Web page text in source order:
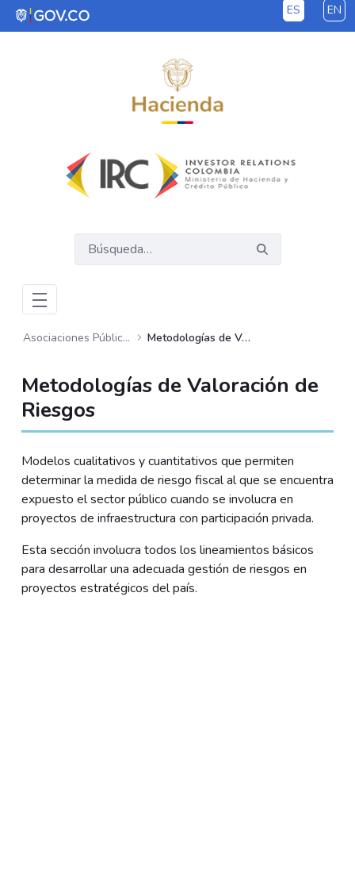
Saltar al contenido principal ES EN
Asociaciones Público Privadas – APP Metodologías de Valoración de Riesgos
Metodologías de Valoración de
Riesgos
Modelos cualitativos y cuantitativos que permiten
determinar la medida de riesgo fiscal al que se encuentra
expuesto el sector público cuando se involucra en
proyectos de infraestructura con participación privada.
Esta sección involucra todos los lineamientos básicos
para desarrollar una adecuada gestión de riesgos en
proyectos estratégicos del país.